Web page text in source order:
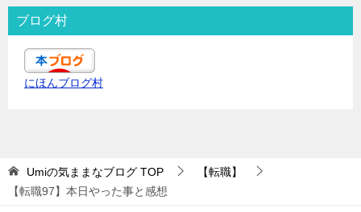
ブログ村
にほんブログ村
Umiの気ままなブログ TOP
【転職】
【転職97】本日やった事と感想